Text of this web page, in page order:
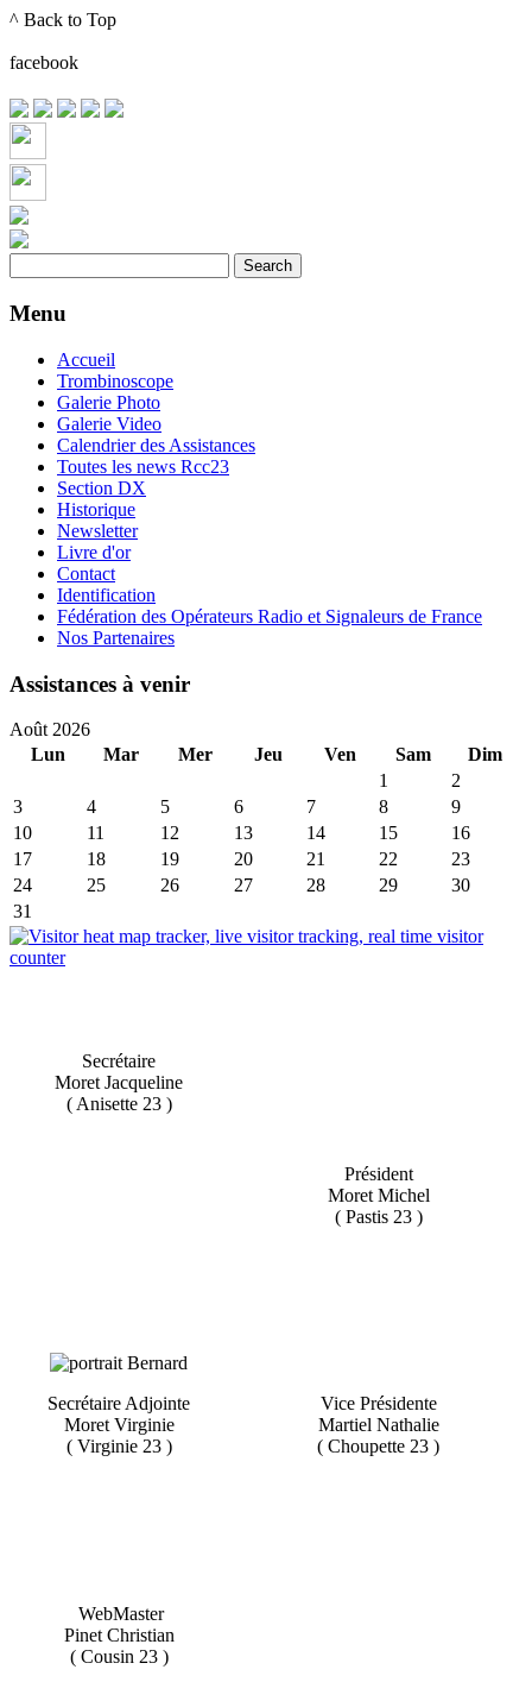
^ Back to Top
facebook
Menu
Accueil
Trombinoscope
Galerie Photo
Galerie Video
Calendrier des Assistances
Toutes les news Rcc23
Section DX
Historique
Newsletter
Livre d'or
Contact
Identification
Fédération des Opérateurs Radio et Signaleurs de France
Nos Partenaires
Assistances à venir
Month
Month
Août 2026
Lun
Mar Mer Jeu Ven Sam
Dim
1
2
3
4 5 6 7 8
9
10
11 12 13 14 15
16
17
18 19 20 21 22
23
24
25 26 27 28 29
30
31
Secrétaire
Moret Jacqueline
( Anisette 23 )
Président
Moret Michel
( Pastis 23 )
Secrétaire Adjointe
Moret Virginie
( Virginie 23 )
Vice Présidente
Martiel Nathalie
( Choupette 23 )
WebMaster
Pinet Christian
( Cousin 23 )